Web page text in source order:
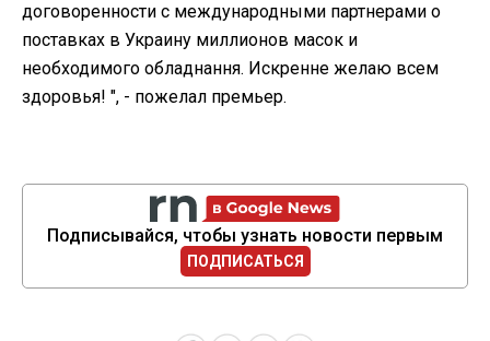
договоренности с международными партнерами о
поставках в Украину миллионов масок и
необходимого обладнання. Искренне желаю всем
здоровья! ", - пожелал премьер.
Подписывайся, чтобы узнать новости первым
ПОДПИСАТЬСЯ